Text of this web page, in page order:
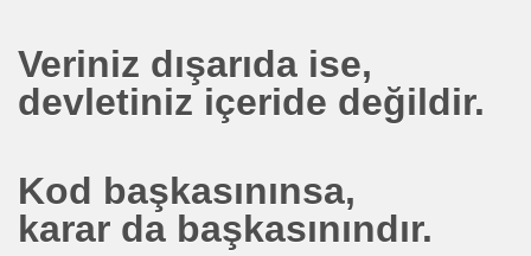
Veriniz dışarıda ise,
devletiniz içeride değildir.
Kod başkasınınsa,
karar da başkasınındır.
AS-DER.